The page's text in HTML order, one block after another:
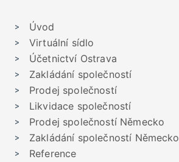
Úvod
Virtuální sídlo
Účetnictví Ostrava
Zakládání společností
Prodej společností
Likvidace společností
Prodej společností Německo
Zakládání společností Německo
Reference